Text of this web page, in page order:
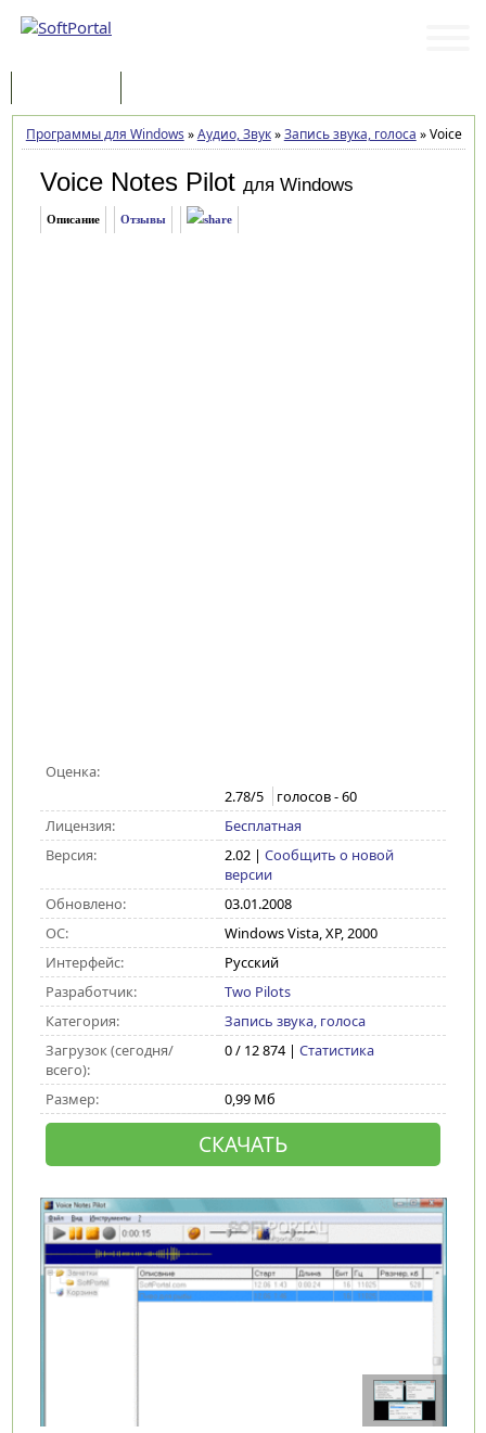
Программы для Windows »Аудио, Звук»Запись звука, голоса »Voice
Voice Notes Pilot для Windows
Описание Отзывы
Оценка:
2.78/5 голосов -60
Лицензия:
Бесплатная
Версия:
2.02| Сообщить о новой
версии
Обновлено:
03.01.2008
ОС:
Windows Vista, XP, 2000
Интерфейс:
Русский
Разработчик:
Two Pilots
Категория:
Запись звука, голоса
Загрузок (сегодня/
всего):
0 / 12 874 | Статистика
Размер: 0,99 Мб
СКАЧАТЬ